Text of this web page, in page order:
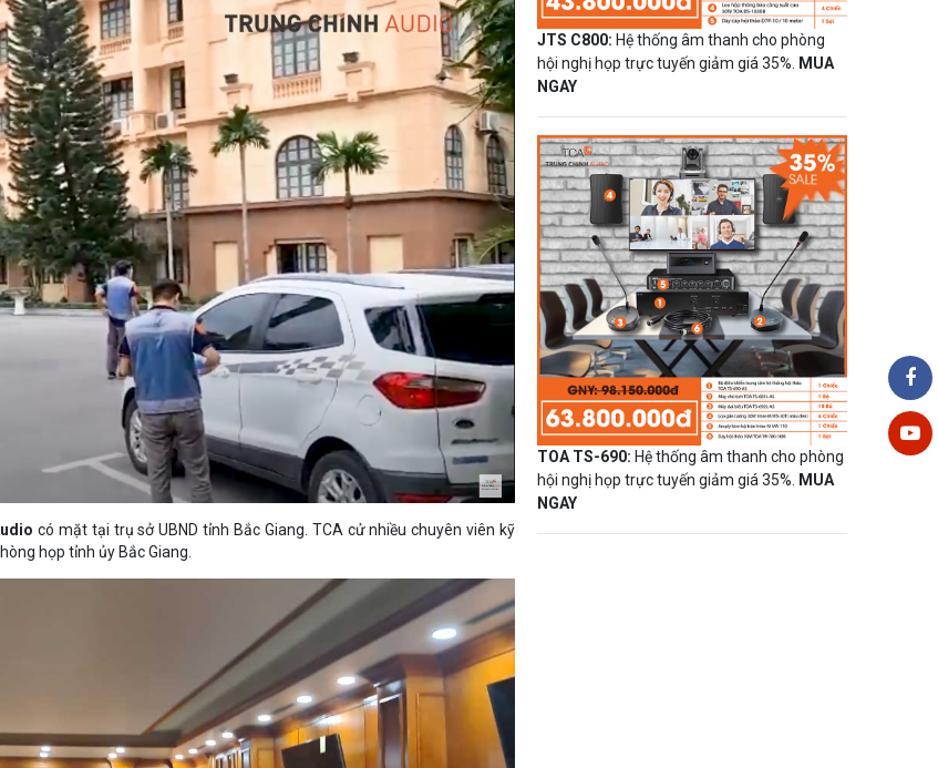
có mặt tại trụ sở UBND tỉnh Bắc Giang. TCA cử nhiều chuyên viên kỹ
họp tỉnh ủy Bắc Giang.
JTS C800: Hệ thống âm thanh cho phòng
hội nghị họp trực tuyến giảm giá 35%.
MUA
NGAY
TOA TS-690: Hệ thống âm thanh cho phòng
hội nghị họp trực tuyến giảm giá 35%.
MUA
NGAY